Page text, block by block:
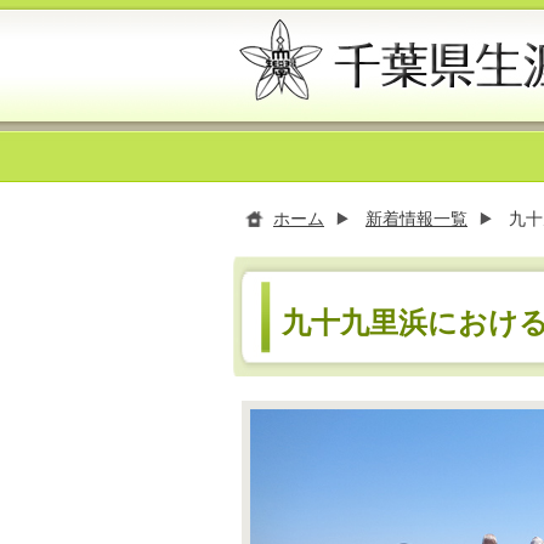
ホーム 新着情報一覧 九
九十九里浜におけ